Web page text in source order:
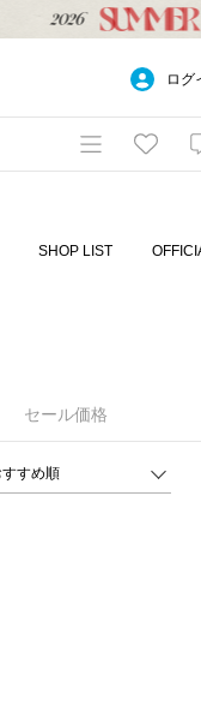
ログ
SHOP LIST
セール価格